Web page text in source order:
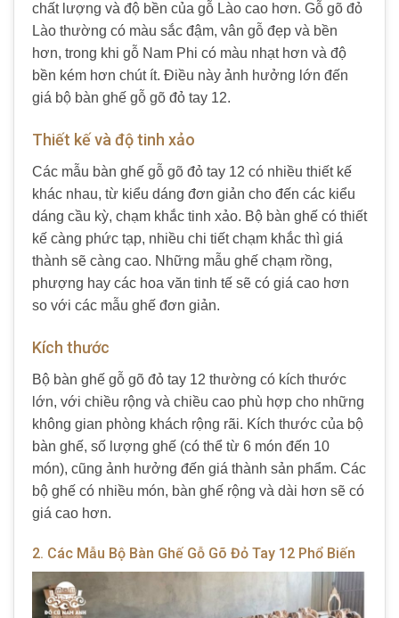
chất lượng và độ bền của gỗ Lào cao hơn. Gỗ gõ đỏ
Lào thường có màu sắc đậm, vân gỗ đẹp và bền
hơn, trong khi gỗ Nam Phi có màu nhạt hơn và độ
bền kém hơn chút ít. Điều này ảnh hưởng lớn đến
giá bộ bàn ghế gỗ gõ đỏ tay 12.
Thiết kế và độ tinh xảo
Các mẫu bàn ghế gỗ gõ đỏ tay 12 có nhiều thiết kế
khác nhau, từ kiểu dáng đơn giản cho đến các kiểu
dáng cầu kỳ, chạm khắc tinh xảo. Bộ bàn ghế có thiết
kế càng phức tạp, nhiều chi tiết chạm khắc thì giá
thành sẽ càng cao. Những mẫu ghế chạm rồng,
phượng hay các hoa văn tinh tế sẽ có giá cao hơn
so với các mẫu ghế đơn giản.
Kích thước
Bộ bàn ghế gỗ gõ đỏ tay 12 thường có kích thước
lớn, với chiều rộng và chiều cao phù hợp cho những
không gian phòng khách rộng rãi. Kích thước của bộ
bàn ghế, số lượng ghế (có thể từ 6 món đến 10
món), cũng ảnh hưởng đến giá thành sản phẩm. Các
bộ ghế có nhiều món, bàn ghế rộng và dài hơn sẽ có
giá cao hơn.
2. Các Mẫu Bộ Bàn Ghế Gỗ Gõ Đỏ Tay 12 Phổ Biến